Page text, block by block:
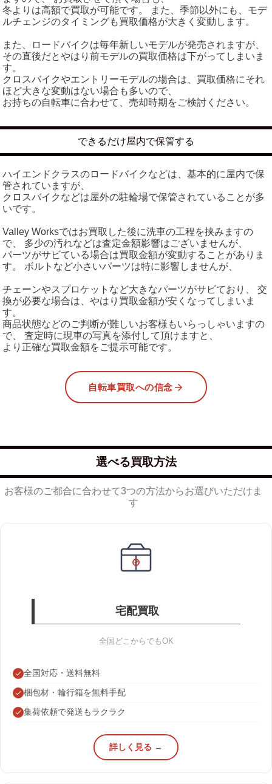
冬よりは高額で買取が可能です。 また、季節以外にも、モデ
ルチェンジのタイミングも買取価格が大きく変動します。
また、ロードバイクは毎年新しいモデルが発売されますが、
その直後だとやはり前モデルの買取価格は下がってしまいま
す。
クロスバイクやエントリーモデルの場合は、買取価格にそれ
ほど大きな変動はない場合も多いので、
お持ちの自転車に合わせて、売却時期をご検討ください。
できるだけ屋内で保管する
ハイエンドクラスのロードバイクなどは、基本的に屋内で保
管されていますが、
クロスバイクなどは屋外の駐輪場で保管されていることが多
いです。
Valley Worksではお買取した後に洗車の工程を挟みますの
で、 多少の汚れなどは査定金額影響はございませんが、
パーツがサビている場合は買取金額が変動することがありま
す。 ボルトなど小さいパーツは特に影響しませんが、
チェーンやスプロケットなど大きなパーツがサビており、 交
換が必要な場合は、やはり買取金額が安くなってしまいま
す。
商品状態などのご判断が難しいお客様もいらっしゃいますの
で、 査定時に現車の写真を添付して頂けますと、
より正確な買取金額をご提示可能です。
自転車買取への信念
選べる買取方法
お客様のご都合に合わせて3つの方法からお選びいただけま
す
宅配買取
全国どこからでもOK
全国対応・送料無料
梱包材・輪行箱を無料手配
集荷依頼で発送もラクラク
詳しく見る →